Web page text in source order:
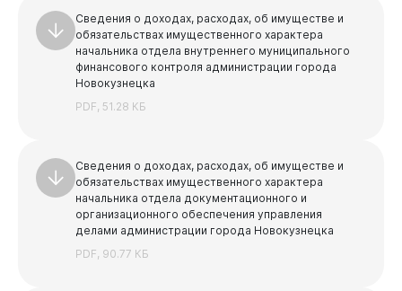
Сведения о доходах, расходах, об имуществе и
обязательствах имущественного характера
начальника отдела внутреннего муниципального
финансового контроля администрации города
Новокузнецка
PDF, 51.28 КБ
Сведения о доходах, расходах, об имуществе и
обязательствах имущественного характера
начальника отдела документационного и
организационного обеспечения управления
делами администрации города Новокузнецка
PDF, 90.77 КБ